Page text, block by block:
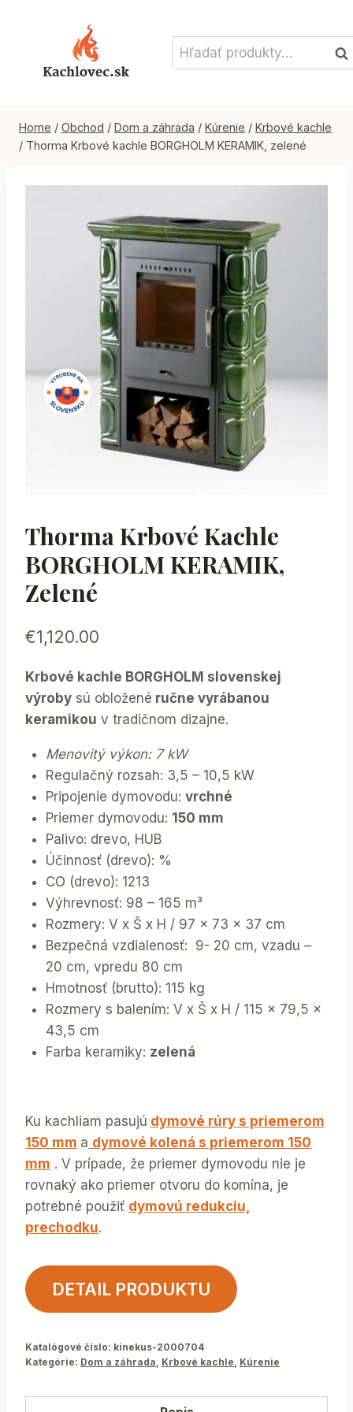
Hľadať:
Home / Obchod / Dom a záhrada / Kúrenie / Krbové kachle
/ Thorma Krbové kachle BORGHOLM KERAMIK, zelené
Thorma Krbové Kachle
BORGHOLM KERAMIK,
Zelené
€1,120.00
Krbové kachle BORGHOLM slovenskej
výroby sú obložené ručne vyrábanou
keramikou v tradičnom dizajne.
Menovitý výkon: 7 kW
Regulačný rozsah: 3,5 – 10,5 kW
Pripojenie dymovodu: vrchné
Priemer dymovodu: 150 mm
Palivo: drevo, HUB
Účinnosť (drevo): %
CO (drevo): 1213
Výhrevnosť: 98 – 165 m³
Rozmery: V x Š x H / 97 x 73 x 37 cm
Bezpečná vzdialenosť: 9- 20 cm, vzadu –
20 cm, vpredu 80 cm
Hmotnosť (brutto): 115 kg
Rozmery s balením: V x Š x H / 115 x 79,5 x
43,5 cm
Farba keramiky: zelená
Ku kachliam pasujú dymové rúry s priemerom
150 mm a dymové kolená s priemerom 150
mm . V prípade, že priemer dymovodu nie je
rovnaký ako priemer otvoru do komína, je
potrebné použiť dymovú redukciu,
prechodku.
DETAIL PRODUKTU
Katalógové číslo: kinekus-2000704
Kategórie: Dom a záhrada, Krbové kachle, Kúrenie